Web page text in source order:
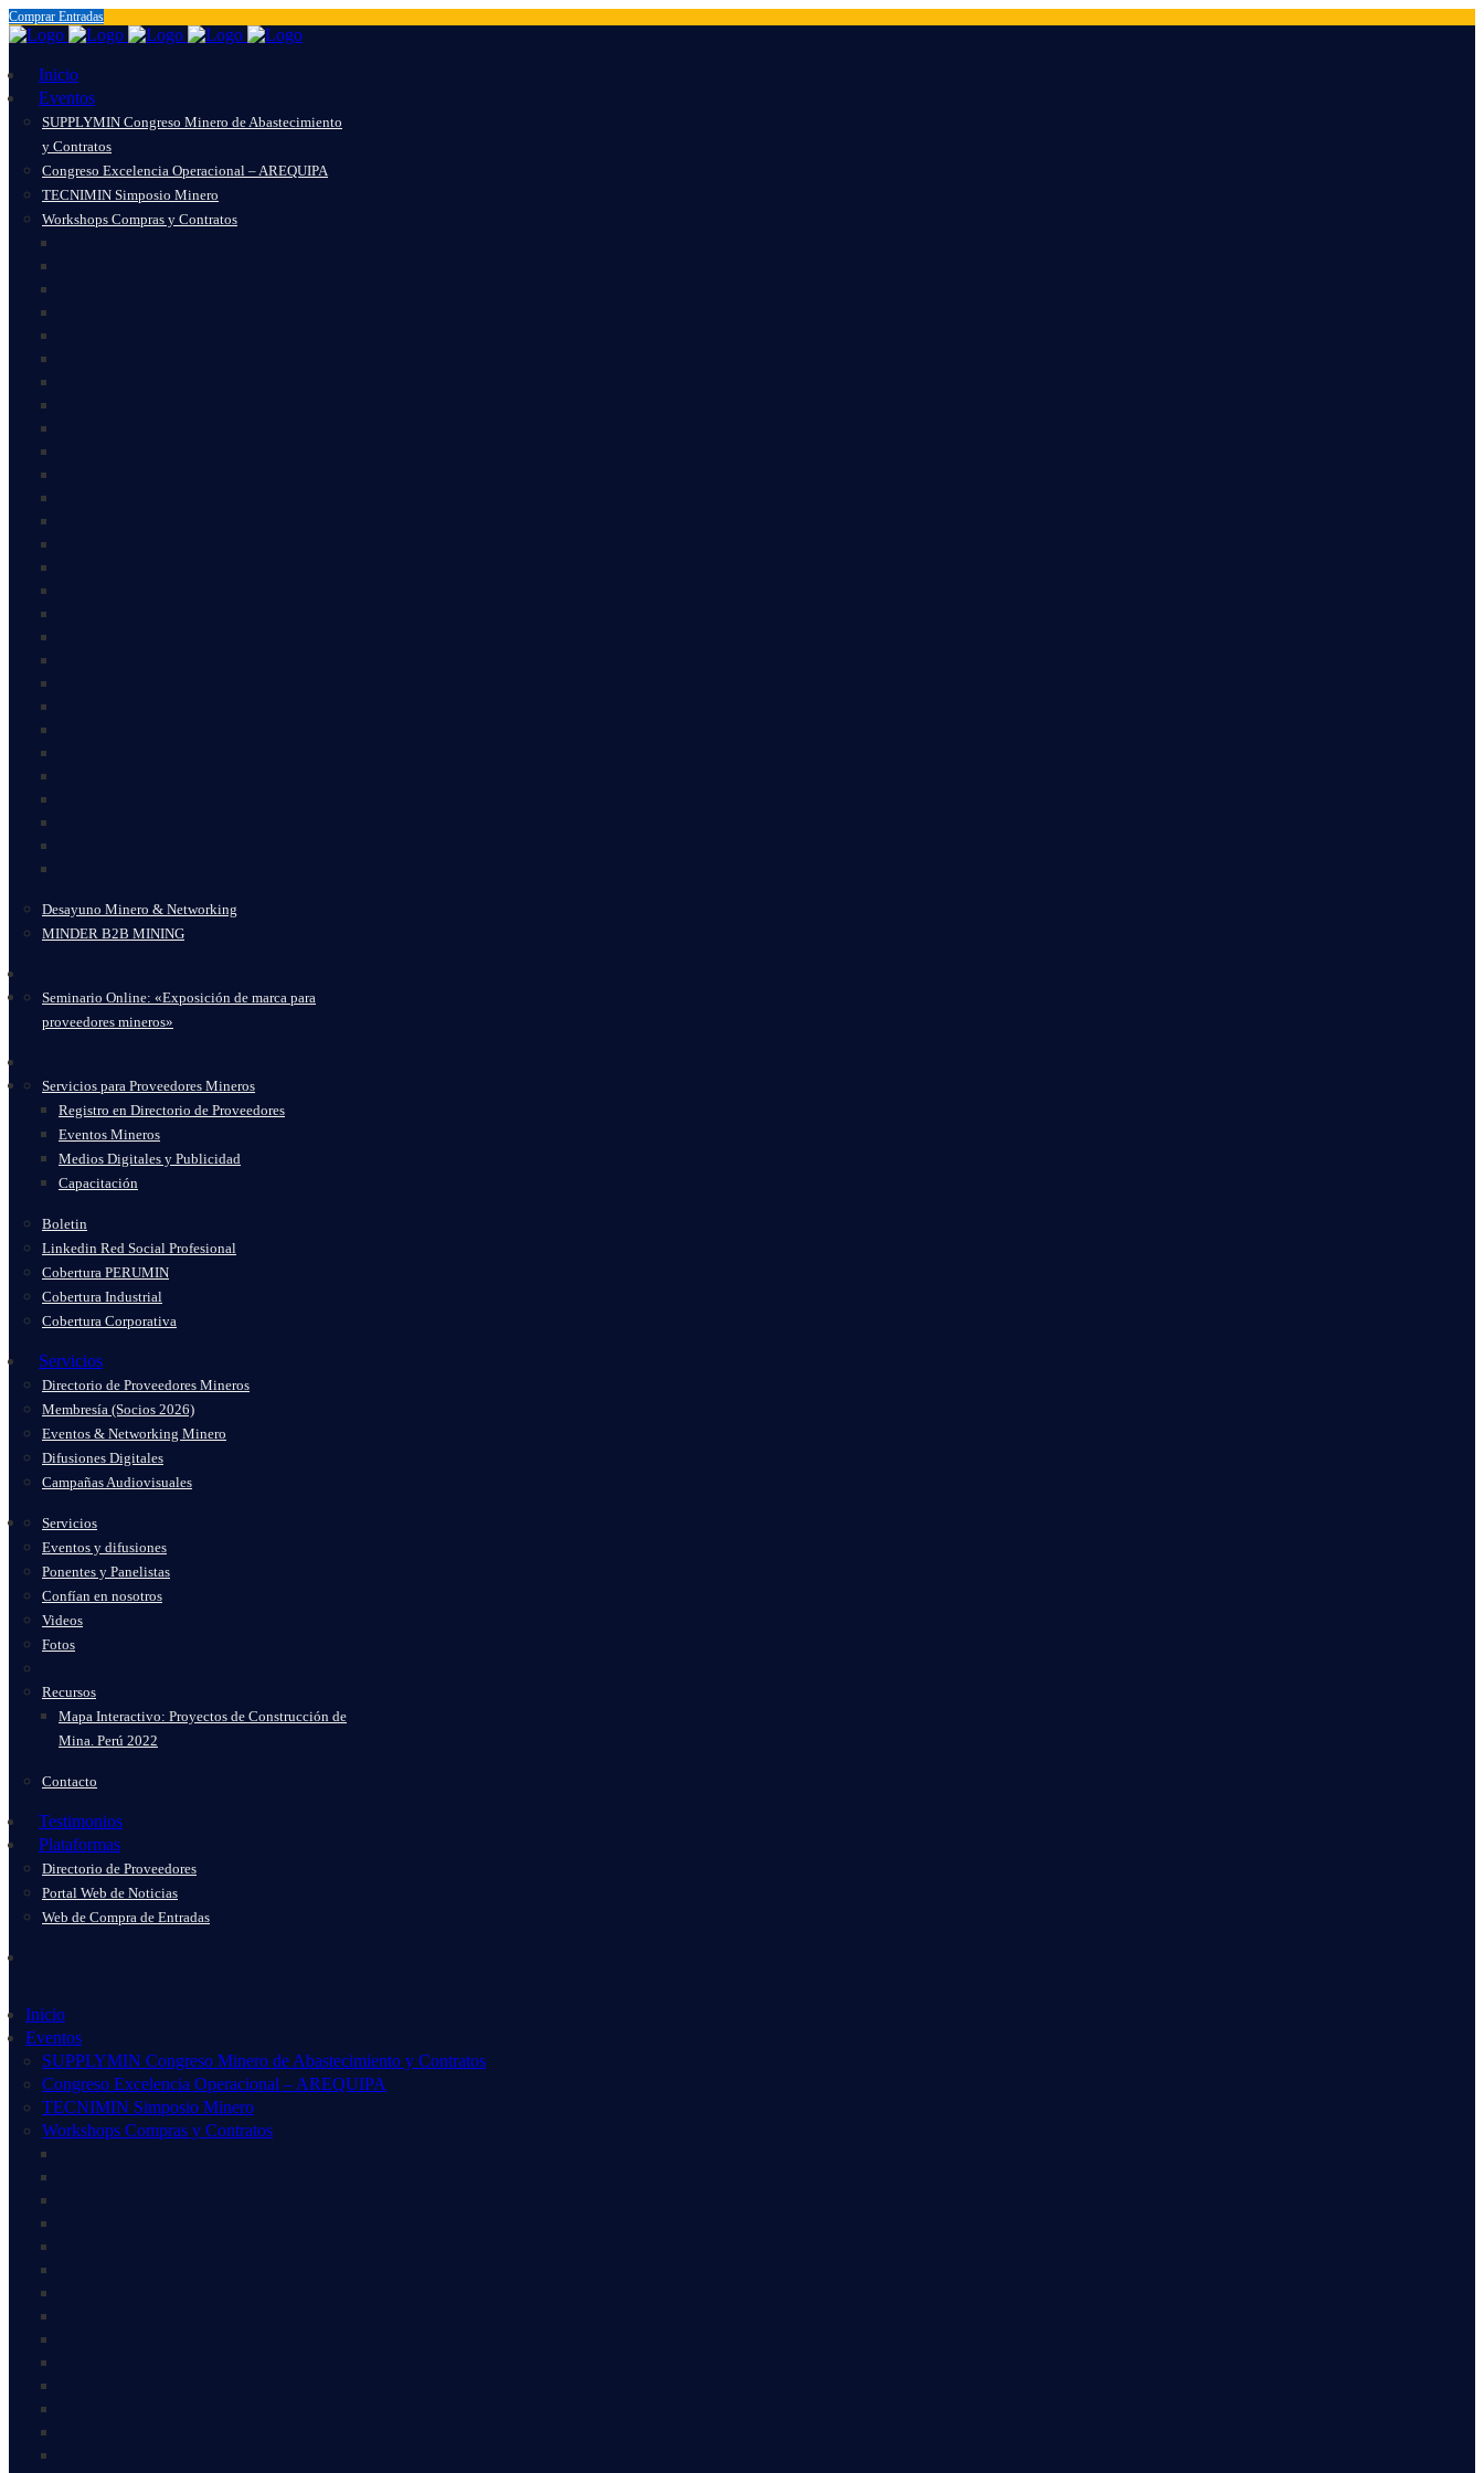
Comprar Entradas
Inicio
Eventos
SUPPLYMIN Congreso Minero de Abastecimiento
y Contratos
Congreso Excelencia Operacional – AREQUIPA
TECNIMIN Simposio Minero
Workshops Compras y Contratos
Desayuno Minero & Networking
MINDER B2B MINING
Seminario Online: «Exposición de marca para
proveedores mineros»
Servicios para Proveedores Mineros
Registro en Directorio de Proveedores
Eventos Mineros
Medios Digitales y Publicidad
Capacitación
Boletin
Linkedin Red Social Profesional
Cobertura PERUMIN
Cobertura Industrial
Cobertura Corporativa
Servicios
Directorio de Proveedores Mineros
Membresía (Socios 2026)
Eventos & Networking Minero
Difusiones Digitales
Campañas Audiovisuales
Servicios
Eventos y difusiones
Ponentes y Panelistas
Confían en nosotros
Videos
Fotos
Recursos
Mapa Interactivo: Proyectos de Construcción de
Mina. Perú 2022
Contacto
Testimonios
Plataformas
Directorio de Proveedores
Portal Web de Noticias
Web de Compra de Entradas
Inicio
Eventos
SUPPLYMIN Congreso Minero de Abastecimiento y Contratos
Congreso Excelencia Operacional – AREQUIPA
TECNIMIN Simposio Minero
Workshops Compras y Contratos